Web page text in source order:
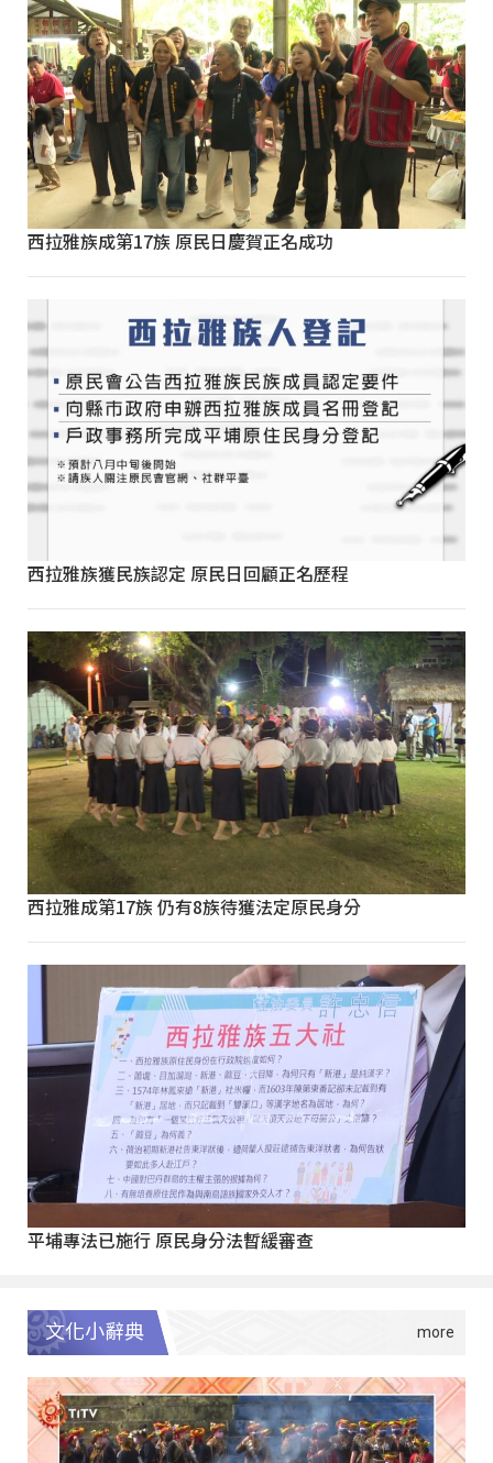
西拉雅族成第17族 原民日慶賀正名成功
西拉雅族獲民族認定 原民日回顧正名歷程
西拉雅成第17族 仍有8族待獲法定原民身分
平埔專法已施行 原民身分法暫緩審查
文化小辭典